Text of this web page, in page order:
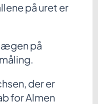
på uret er
på
der er
for Almen